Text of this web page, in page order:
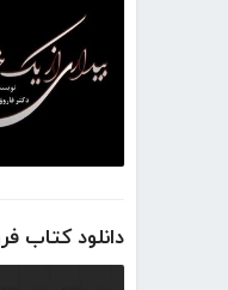
دانلود کتاب